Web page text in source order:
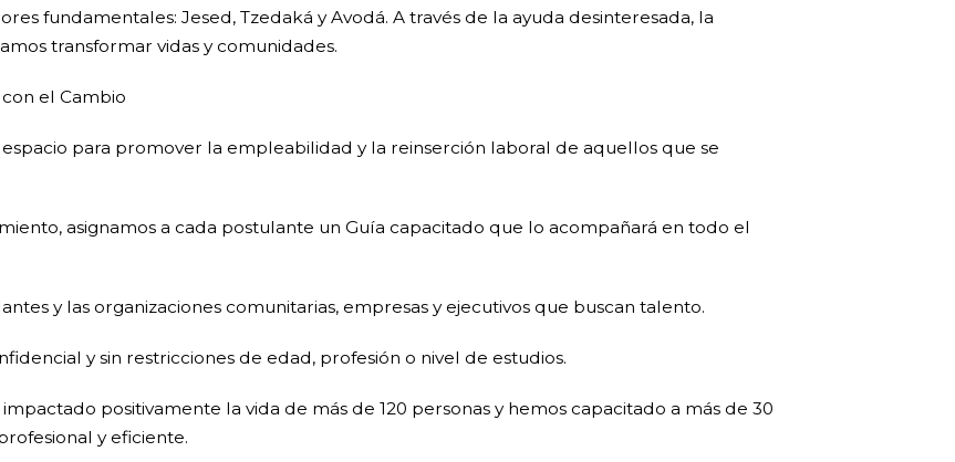
fundamentales: Jesed, Tzedaká y Avodá. A través de la ayuda desinteresada, la
transformar vidas y comunidades.
el Cambio
para promover la empleabilidad y la reinserción laboral de aquellos que se
asignamos a cada postulante un Guía capacitado que lo acompañará en todo el
y las organizaciones comunitarias, empresas y ejecutivos que buscan talento.
y sin restricciones de edad, profesión o nivel de estudios.
positivamente la vida de más de 120 personas y hemos capacitado a más de 30
y eficiente.